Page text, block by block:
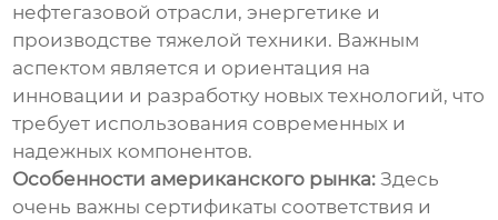
нефтегазовой отрасли, энергетике и
производстве тяжелой техники. Важным
аспектом является и ориентация на
инновации и разработку новых технологий, что
требует использования современных и
надежных компонентов.
Особенности американского рынка: Здесь
очень важны сертификаты соответствия и